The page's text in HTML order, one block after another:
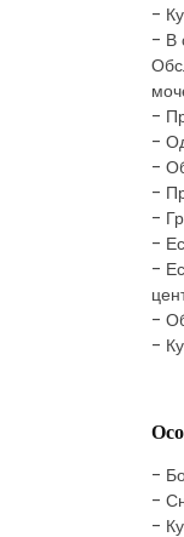
-
- В
-
-
-
-
-
-
-
-
-
-
-
-